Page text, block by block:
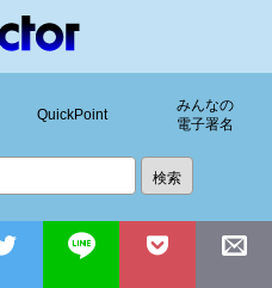
QuickPoint
みんなの
電子署名